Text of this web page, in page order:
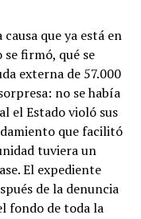
que ya está en
firmó, qué se
externa de 57.000
no se había
el Estado violó sus
que facilitó
tuviera un
El expediente
de la denuncia
fondo de toda la